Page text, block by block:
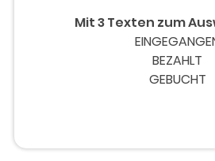
Mit 3 Texten zum
BEZAHLT
GEBUCHT